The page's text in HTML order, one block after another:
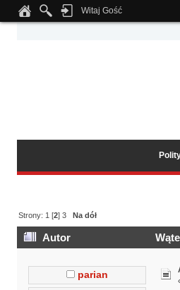
Notice: Undefined index: tapatalk_body_hook
Witaj Gość
Strony: 1 [2]3 Na dół
Autor
parian